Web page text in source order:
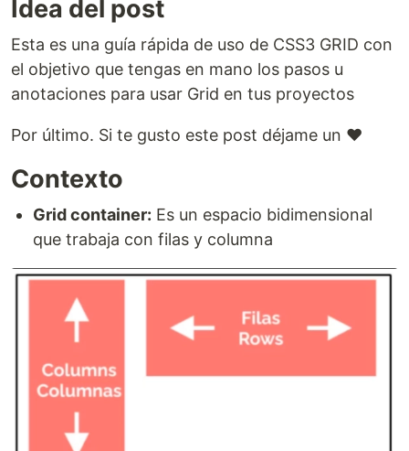
Idea del post
Esta es una guía rápida de uso de CSS3 GRID con
el objetivo que tengas en mano los pasos u
anotaciones para usar Grid en tus proyectos
Por último. Si te gusto este post déjame un ❤️
Contexto
Grid container: Es un espacio bidimensional
que trabaja con filas y columna